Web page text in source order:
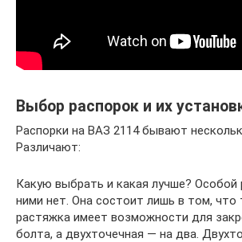
Выбор распорок и их
Распорки на ВАЗ 2114 бывают
Различают:
Какую выбрать и какая лучше?
ними нет. Она состоит лишь в том, что
растяжка имеет возможности для
болта, а двухточечная — на два.